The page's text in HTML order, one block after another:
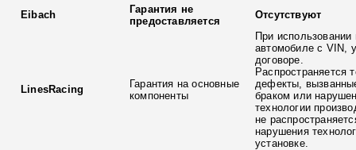
Eibach
Гарантия не
предоставляется
Отсутствуют
LinesRacing
Гарантия на основные
компоненты
При использовании
автомобиле с VIN,
договоре.
Распространяется
дефекты,
браком или
технологии
не
нарушения
установке.